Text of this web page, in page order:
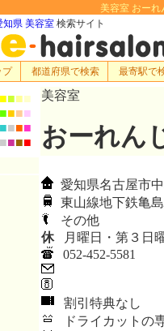
美容室 おーれ
知県 美容室 検索サイト
プ 都道府県で検索 最寄駅で
■■■■
■■■■
■■■■
■■■■
美容室
おーれん
愛知県名古屋市
東山線地下鉄亀
その他
休月曜日・第３日
052-452-5581
割引特典なし
ドライカットの